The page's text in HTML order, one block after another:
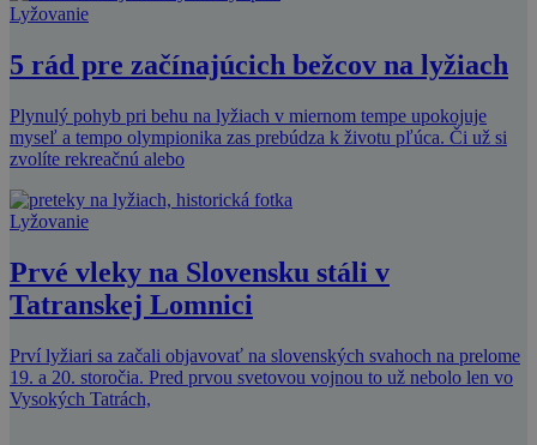
Lyžovanie
5 rád pre začínajúcich bežcov na lyžiach
Plynulý pohyb pri behu na lyžiach v miernom tempe upokojuje
myseľ a tempo olympionika zas prebúdza k životu pľúca. Či už si
zvolíte rekreačnú alebo
Lyžovanie
Prvé vleky na Slovensku stáli v
Tatranskej Lomnici
Prví lyžiari sa začali objavovať na slovenských svahoch na prelome
19. a 20. storočia. Pred prvou svetovou vojnou to už nebolo len vo
Vysokých Tatrách,